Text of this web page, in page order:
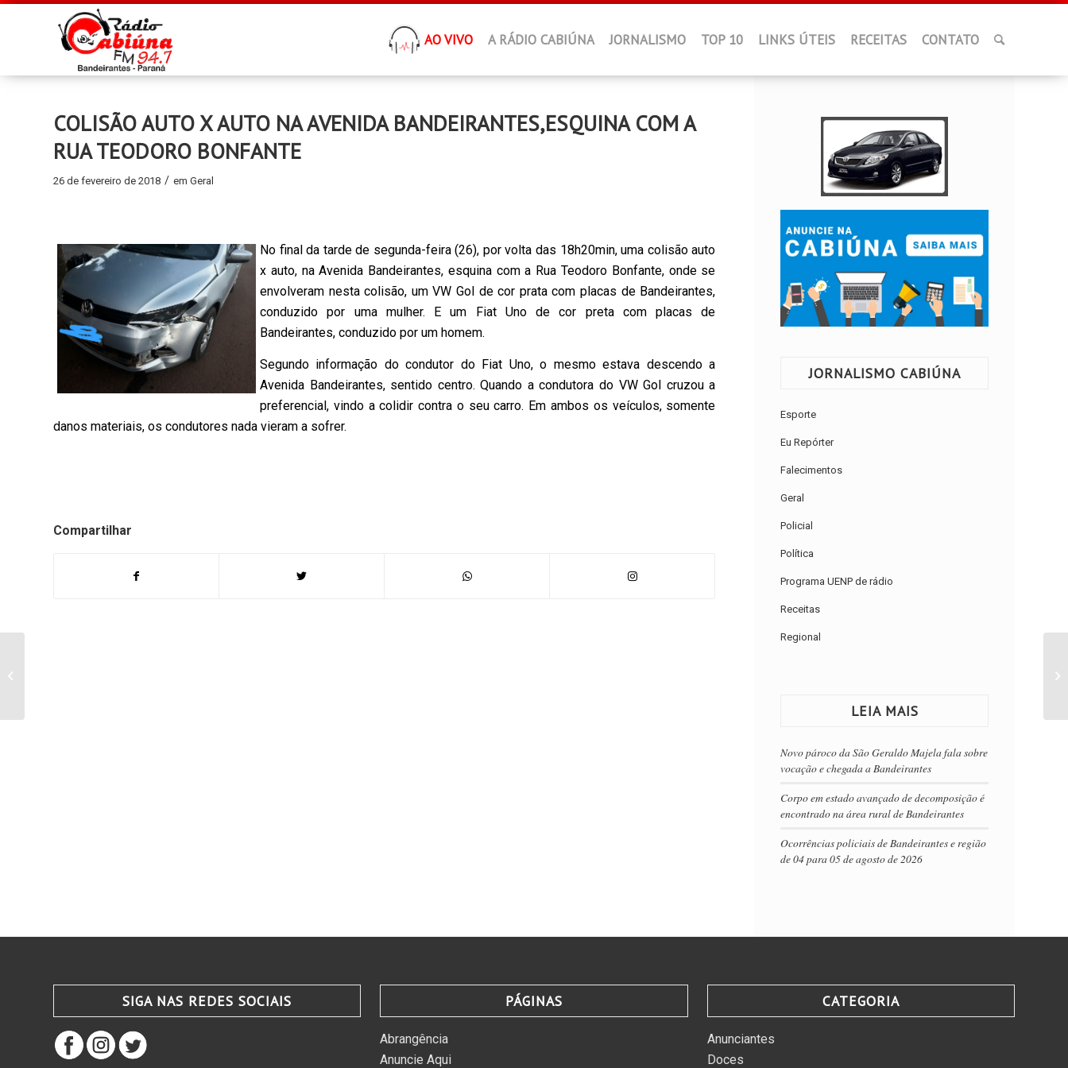
AO VIVO A RÁDIO CABIÚNA JORNALISMO TOP 10 LINKS ÚTEIS RECEITAS CONTATO
COLISÃO AUTO X AUTO NA AVENIDA BANDEIRANTES,ESQUINA COM A
RUA TEODORO BONFANTE
26 de fevereiro de 2018 / em Geral
No final da tarde de segunda-feira (26), por volta das 18h20min, uma colisão auto
x auto, na Avenida Bandeirantes, esquina com a Rua Teodoro Bonfante, onde se
envolveram nesta colisão, um VW Gol de cor prata com placas de Bandeirantes,
conduzido por uma mulher. E um Fiat Uno de cor preta com placas de
Bandeirantes, conduzido por um homem.
Segundo informação do condutor do Fiat Uno, o mesmo estava descendo a
Avenida Bandeirantes, sentido centro. Quando a condutora do VW Gol cruzou a
preferencial, vindo a colidir contra o seu carro. Em ambos os veículos, somente
danos materiais, os condutores nada vieram a sofrer.
Compartilhar
JORNALISMO CABIÚNA
Esporte
Eu Repórter
Falecimentos
Geral
Policial
Política
Programa UENP de rádio
Receitas
Regional
LEIA MAIS
Novo pároco da São Geraldo Majela fala sobre
vocação e chegada a Bandeirantes
Corpo em estado avançado de decomposição é
encontrado na área rural de Bandeirantes
Ocorrências policiais de Bandeirantes e região
de 04 para 05 de agosto de 2026
SIGA NAS REDES SOCIAIS PÁGINAS
Abrangência
Anuncie Aqui
CATEGORIA
Anunciantes
Doces